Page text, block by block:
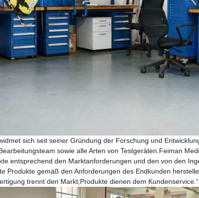
sich seit seiner Gründung der Forschung und
sowie alle Arten von Testgeräten.Feiman
entsprechend den Marktanforderungen und den von den
Produkte gemäß den Anforderungen des Endkunden
trennt den Markt;Produkte dienen dem Kundenservice.“